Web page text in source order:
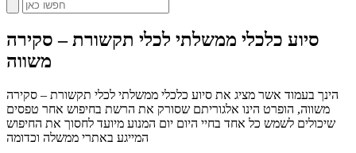
סיוע כלכלי ממשלתי לכלי תקשורת – סקירה
משווה
הינך בעמוד אשר מציג את סיוע כלכלי ממשלתי לכלי תקשורת – סקירה
משווה, הופרט הינו אלגוריתם שסורק את הרשת בחיפוש אחר טפסים
שיכולים לשמש כל אחד בחיי היום יום המנוע מיועד לחסוך את החיפוש
המייגע באתרי ממשלה וכדומה